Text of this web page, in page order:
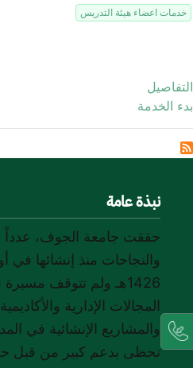
خدمات اعضاء هيئة التدريس
التفاصيل
بدء الخدمة
نبذة عامة
حققت جامعة الجوف، عدداً
والنجاحات منذ إنشائها في
1426هـ ولم تتوقف
المجالات الإدارية
والمشاريع الإنشائية في
تحظى بدعم كبير من قبل